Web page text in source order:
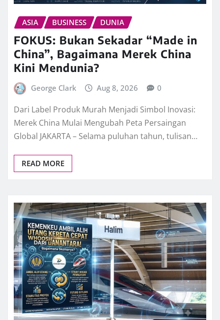
ASIA BUSINESS DUNIA
FOKUS: Bukan Sekadar “Made in
China”, Bagaimana Merek China
Kini Mendunia?
George Clark Aug 8, 2026 0
Dari Label Produk Murah Menjadi Simbol Inovasi:
Merek China Mulai Mengubah Peta Persaingan
Global JAKARTA – Selama puluhan tahun, tulisan…
READ MORE